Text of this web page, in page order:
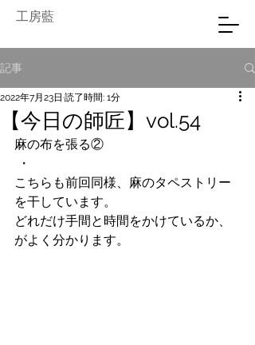
工房藍
記事
【今日の師匠】vol.54
2022年7月23日 読了時間: 1分
麻の布を張る②
・
こちらも前回同様、麻のタペストリー
を干しています。
どれだけ手間と時間をかけているか、
がよく分かります。